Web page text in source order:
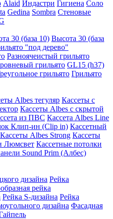
Alaid Индастри Гигиена Соло
Gedina Sombra Стеновые
30 (база 10) Высота 30 (база
"под дерево"
Разноячеистый грильято
грильято GL15 (h37)
грильято Грильято
Albes тегуляр Кассеты с
Кассеты Albes с скрытой
из ПВС Кассета Albes Line
Клип-ин (Clip in) Кассетный
Кассеты Albes Strong Кассеты
Люмсвет Кассетные потолки
Sound Prim (Албес)
дизайна Рейка
рейка
Рейка S-дизайна Рейка
дизайна Фасадная